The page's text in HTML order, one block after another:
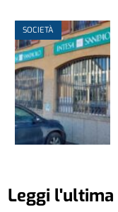
SOCIETÀ
Leggi l'ultima